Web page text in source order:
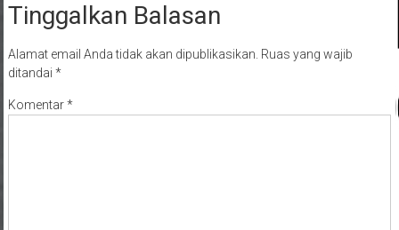
Tinggalkan Balasan
Alamat email Anda tidak akan dipublikasikan. Ruas yang wajib
ditandai *
Komentar*